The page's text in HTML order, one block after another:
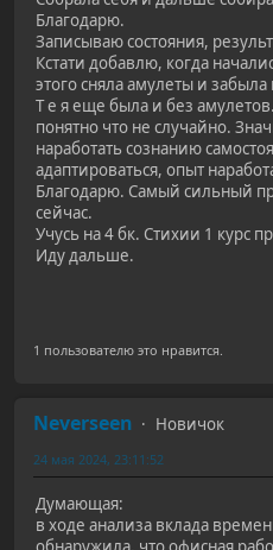
Благодарю.
Записываю состояния,
Кстати добавлю, когда
этого сняла амулеты и забыла
Т е я еще была и без
понятно что не случайно.
наработать сознанию
адаптироваться, опыт
Благодарю. Самый сильный
сейчас.
Учусь на 4 бк. Стихии 1 курс
Иду дальше.
1 пользователю это нравится.
Neverseen
Новичок
24 мая 2024, 23:11:52
Думающая:
в ходе анализа вклада